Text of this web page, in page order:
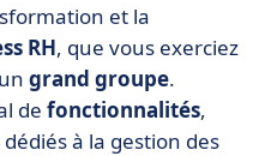
et la
RH, que vous exerciez
grand groupe.
de fonctionnalités,
dédiés à la gestion des